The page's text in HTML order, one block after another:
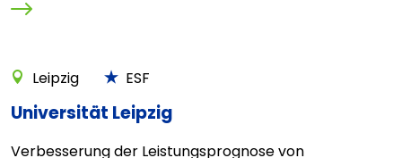
Leipzig ESF
Universität Leipzig
Verbesserung der Leistungsprognose von